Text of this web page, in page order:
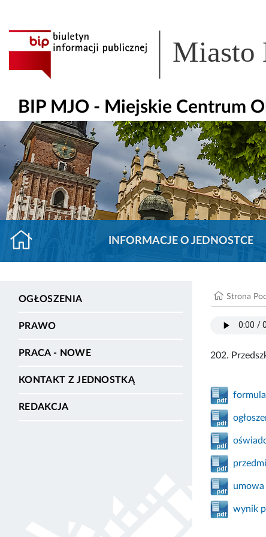
Miasto
BIP MJO - Miejskie Centrum
INFORMACJE O JEDNOSTCE
OGŁOSZENIA
PRAWO
PRACA - NOWE
KONTAKT Z JEDNOSTKĄ
REDAKCJA
Strona
202.
wynik